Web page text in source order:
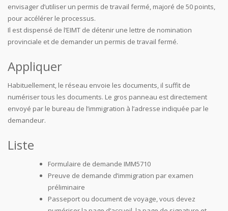
envisager d’utiliser un permis de travail fermé, majoré de 50 points,
pour accélérer le processus.
Il est dispensé de l’EIMT de détenir une lettre de nomination
provinciale et de demander un permis de travail fermé.
Appliquer
Habituellement, le réseau envoie les documents, il suffit de
numériser tous les documents. Le gros panneau est directement
envoyé par le bureau de l’immigration à l’adresse indiquée par le
demandeur.
Liste
Formulaire de demande IMM5710
Preuve de demande d’immigration par examen
préliminaire
Passeport ou document de voyage, vous devez